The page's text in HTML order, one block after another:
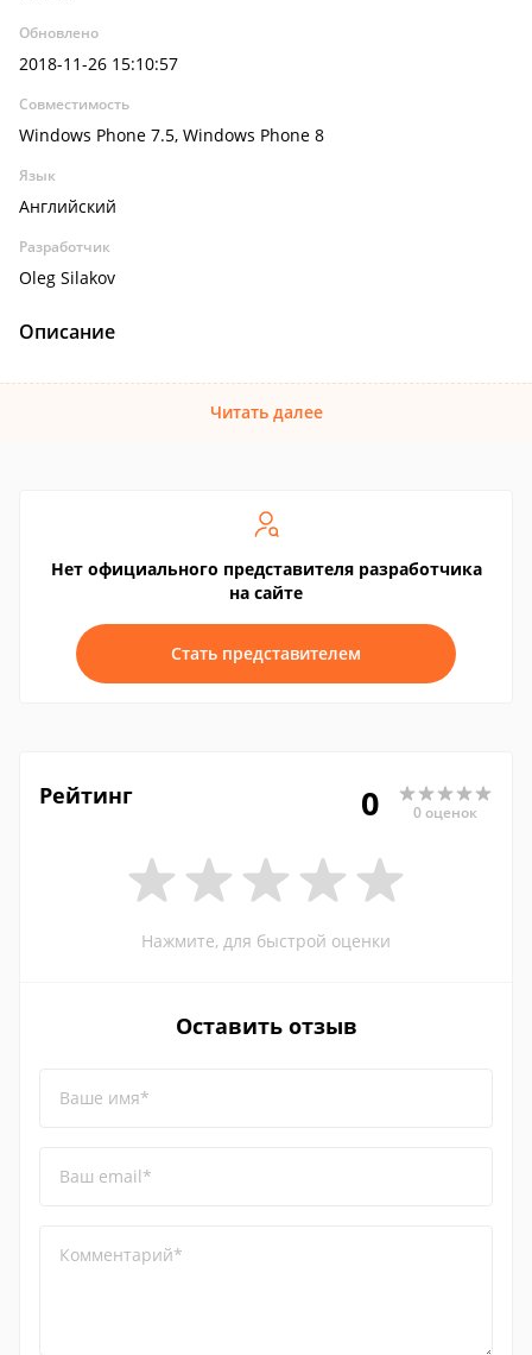
Обновлено
2018-11-26 15:10:57
Совместимость
Windows Phone 7.5, Windows Phone 8
Язык
Английский
Разработчик
Oleg Silakov
Описание
Читать далее
Нет официального представителя разработчика
на сайте
Стать представителем
Рейтинг 0 0 оценок
Нажмите, для быстрой оценки
Оставить отзыв
Ваше имя*
Ваш email*
Комментарий*